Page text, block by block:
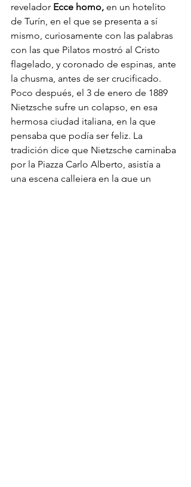
revelador Ecce homo, en un hotelito
de Turín, en el que se presenta a sí
mismo, curiosamente con las palabras
con las que Pilatos mostró al Cristo
flagelado, y coronado de espinas, ante
la chusma, antes de ser crucificado.
Poco después, el 3 de enero de 1889
Nietzsche sufre un colapso, en esa
hermosa ciudad italiana, en la que
pensaba que podía ser feliz. La
tradición dice que Nietzsche caminaba
por la Piazza Carlo Alberto, asistía a
una escena callejera en la que un